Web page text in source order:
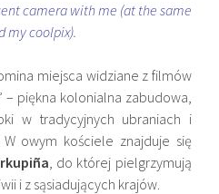
camera with me (at the same
my coolpix).
miejsca widziane z filmów
– piękna kolonialna zabudowa,
w tradycyjnych ubraniach i
owym kościele znajduje się
, do której pielgrzymują
i z sąsiadujących krajów.